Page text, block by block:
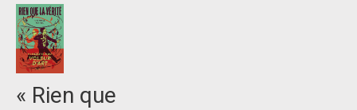
« Rien que